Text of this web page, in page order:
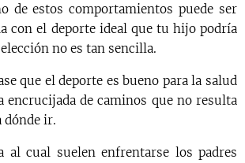
de estos comportamientos puede ser
con el deporte ideal que tu hijo podría
no es tan sencilla.
que el deporte es bueno para la salud
encrucijada de caminos que no resulta
dónde ir.
al cual suelen enfrentarse los padres